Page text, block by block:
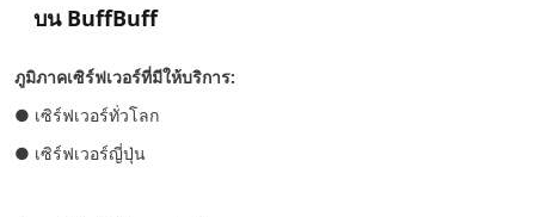
บน BuffBuff
ภูมิภาคเซิร์ฟเวอร์ที่มีให้บริการ:
● เซิร์ฟเวอร์ทั่วโลก
● เซิร์ฟเวอร์ญี่ปุ่น